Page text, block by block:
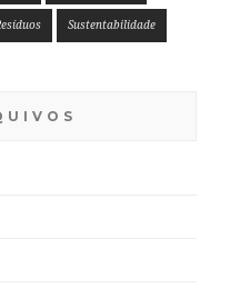
Sustentabilidade